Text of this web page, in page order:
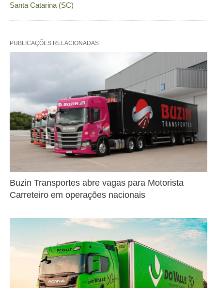
Santa Catarina (SC)
PUBLICAÇÕES RELACIONADAS
Buzin Transportes abre vagas para Motorista
Carreteiro em operações nacionais